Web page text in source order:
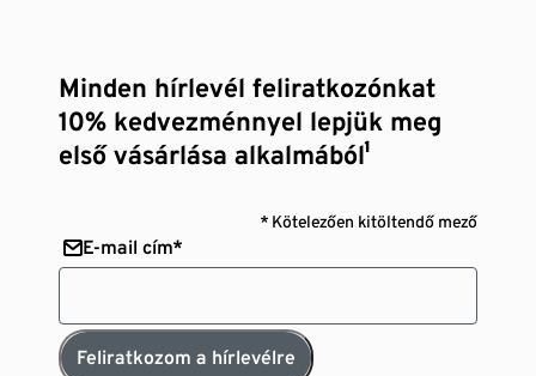
Minden hírlevél feliratkozónkat
10% kedvezménnyel lepjük meg
első vásárlása alkalmából¹
* Kötelezően kitöltendő mező
E-mail cím*
Feliratkozom a hírlevélre